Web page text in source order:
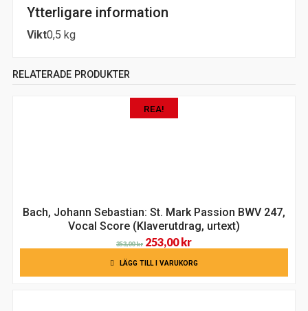
Ytterligare information
Vikt0,5 kg
RELATERADE PRODUKTER
REA!
Bach, Johann Sebastian: St. Mark Passion BWV 247,
Vocal Score (Klaverutdrag, urtext)
353,00kr Det
ursprungliga
priset
253,00krDet
nuvarande
priset
LÄGG TILL I VARUKORG